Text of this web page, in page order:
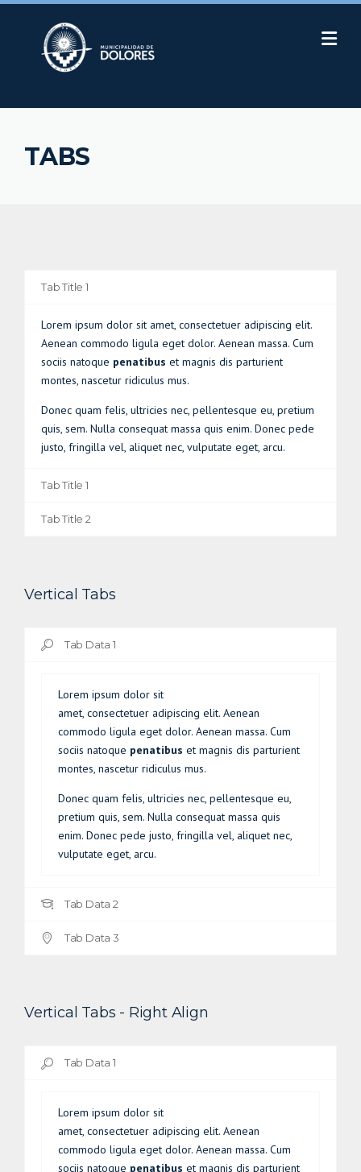
Skip
TABS
Tab Title 1
Lorem ipsum dolor sit amet, consectetuer adipiscing elit.
Aenean commodo ligula eget dolor. Aenean massa. Cum
sociis natoque penatibus et magnis dis parturient
montes, nascetur ridiculus mus.
Donec quam felis, ultricies nec, pellentesque eu, pretium
quis, sem. Nulla consequat massa quis enim. Donec pede
justo, fringilla vel, aliquet nec, vulputate eget, arcu.
Tab Title 1
Tab Title 2
Vertical Tabs
Tab Data 1
Lorem ipsum dolor sit
amet, consectetuer adipiscing elit. Aenean
commodo ligula eget dolor. Aenean massa. Cum
sociis natoque penatibus et magnis dis parturient
montes, nascetur ridiculus mus.
Donec quam felis, ultricies nec, pellentesque eu,
pretium quis, sem. Nulla consequat massa quis
enim. Donec pede justo, fringilla vel, aliquet nec,
vulputate eget, arcu.
Tab Data 2
Tab Data 3
Vertical Tabs - Right Align
Tab Data 1
Lorem ipsum dolor sit
amet, consectetuer adipiscing elit. Aenean
commodo ligula eget dolor. Aenean massa. Cum
sociis natoque penatibus et magnis dis parturient